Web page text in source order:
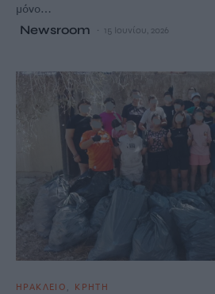
μόνο…
Newsroom 15 Ιουνίου, 2026
ΗΡΑΚΛΕΙΟ ΚΡΗΤΗ